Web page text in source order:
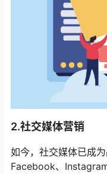
2.社交媒体营销
如今，社交媒体已成
Facebook、